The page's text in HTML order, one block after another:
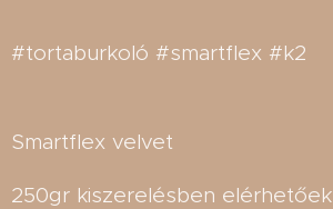
#tortaburkoló #smartflex #k2
Smartflex velvet
250gr kiszerelésben elérhetőek